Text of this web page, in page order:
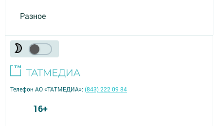
Разное
Телефон АО «ТАТМЕДИА»:(843) 222 09 84
16+